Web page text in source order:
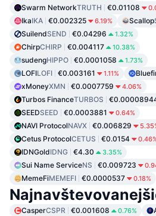
Swarm NetworkTRUTH €0.01108
IkaIKA €0.002325 6.19% Scallop
SuilendSEND €0.04296 1.32%
ChirpCHIRP €0.004117 10.38%
sudengHIPPO €0.0001058 1.73%
LOFILOFI €0.003161 1.11%
xMoneyXMN €0.0007759 4.06%
Turbos FinanceTURBOS
SEEDSEED €0.0003881 0.64%
NAVI ProtocolNAVX €0.006829
Cetus ProtocolCETUS €0.0154
IDNGoldIDNG €4.30 3.35%
Sui Name ServiceNS €0.009723
MemeFiMEMEFI €0.0000537 0.18%
CasperCSPR €0.001608 0.76%